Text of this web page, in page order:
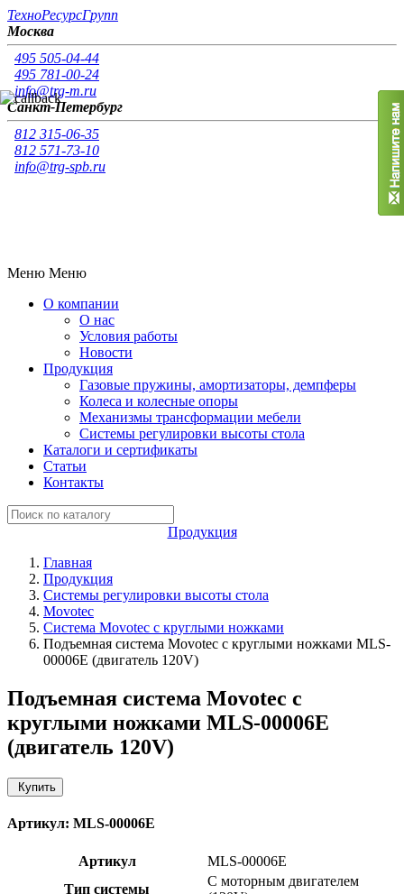
ТехноРесурсГрупп
Москва
495 505-04-44
495 781-00-24
info@trg-m.ru
Санкт-Петербург
812 315-06-35
812 571-73-10
info@trg-spb.ru
Меню Меню
О компании
О нас
Условия работы
Новости
Продукция
Газовые пружины, амортизаторы, демпферы
Колеса и колесные опоры
Механизмы трансформации мебели
Системы регулировки высоты стола
Каталоги и сертификаты
Статьи
Контакты
Продукция
Главная
Продукция
Системы регулировки высоты стола
Movotec
Система Movotec с круглыми ножками
Подъемная система Movotec с круглыми ножками MLS-
00006E (двигатель 120V)
Подъемная система Movotec с
круглыми ножками MLS-00006E
(двигатель 120V)
Купить
Артикул: MLS-00006E
Артикул
MLS-00006E
Тип системы
С моторным двигателем